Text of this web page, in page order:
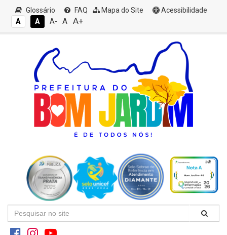
Glossário FAQ Mapa do Site
Acessibilidade
A
A A- A A+